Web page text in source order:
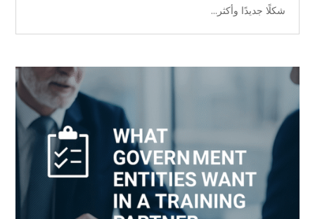
شكلًا جديدًا وأكثر...